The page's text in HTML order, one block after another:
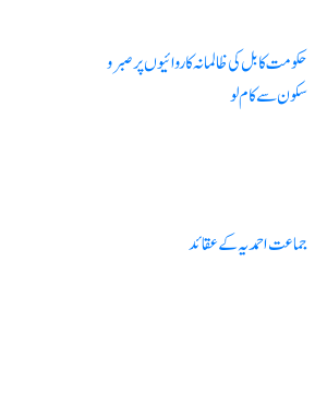
حکومت کابل کی ظالمانہ کاروائیوں پر صبرو
سکون سے کام لو
جماعت احمدیہ کے عقائد